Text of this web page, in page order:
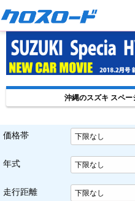
沖縄のスズキ スペ
価格帯
年式
走行距離